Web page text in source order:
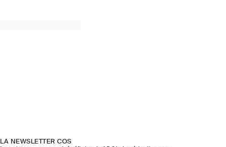
LA NEWSLETTER COS